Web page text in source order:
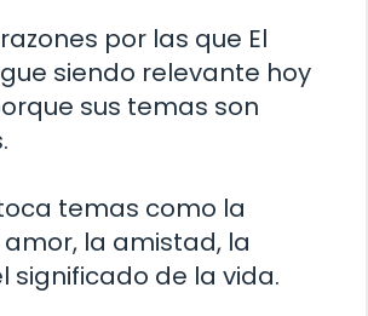
por las que El
siendo relevante hoy
sus temas son
temas como la
la amistad, la
significado de la vida.